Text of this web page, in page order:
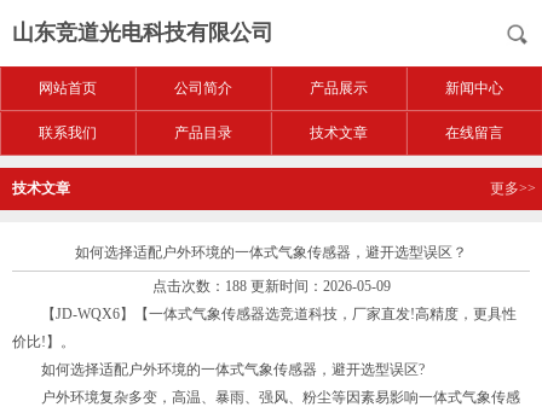
山东竞道光电科技有限公司
网站首页 公司简介 产品展示 新闻中心
联系我们 产品目录 技术文章 在线留言
技术文章 更多>>
如何选择适配户外环境的一体式气象传感器，避开选型误区？
点击次数：188 更新时间：2026-05-09
【JD-WQX6】【一体式气象传感器选竞道科技，厂家直发!高精度，更具性
价比!】。
如何选择适配户外环境的一体式气象传感器，避开选型误区?
户外环境复杂多变，高温、暴雨、强风、粉尘等因素易影响一体式气象传感